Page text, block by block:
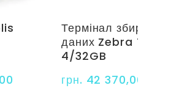
Термінал збирання
даних Zebra
4/32GB
грн. 42 370,00